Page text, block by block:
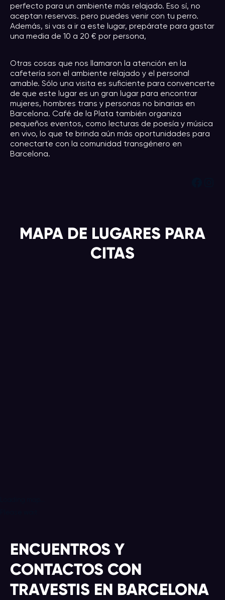
perfecto para un ambiente más relajado. Eso sí, no
aceptan reservas. pero puedes venir con tu perro.
Además, si vas a ir a este lugar, prepárate para gastar
una media de 10 a 20 € por persona,
Otras cosas que nos llamaron la atención en la
cafetería son el ambiente relajado y el personal
amable. Sólo una visita es suficiente para convencerte
de que este lugar es un gran lugar para encontrar
mujeres, hombres trans y personas no binarias en
Barcelona. Café de la Plata también organiza
pequeños eventos, como lecturas de poesía y música
en vivo, lo que te brinda aún más oportunidades para
conectarte con la comunidad transgénero en
Barcelona.
MAPA DE LUGARES PARA
CITAS
ENCUENTROS Y
CONTACTOS CON
TRAVESTIS EN BARCELONA